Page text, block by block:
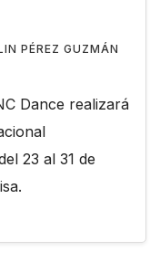
PÉREZ GUZMÁN
Dance realizará
23 al 31 de